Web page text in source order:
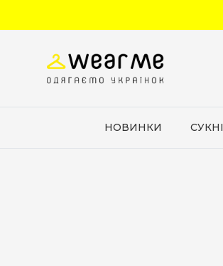
НОВИНКИ СУКНІ